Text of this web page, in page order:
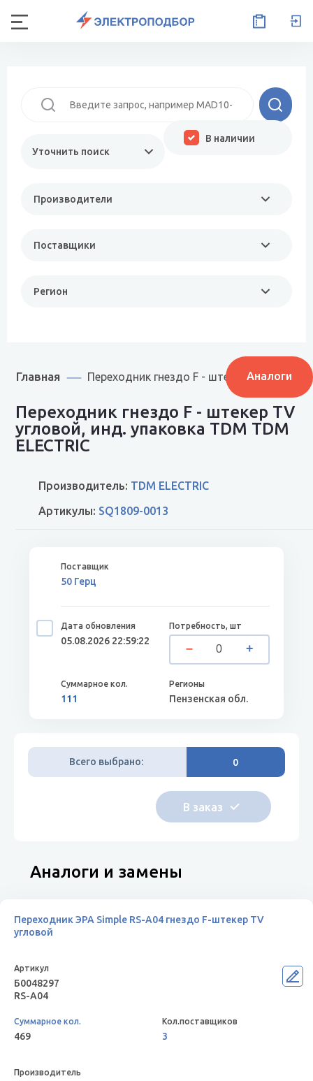
Уточнить поиск
Производители
Поставщики
Регион
В наличии
Главная Переходник гнездо F - штекер TVАналоги
Переходник гнездо F - штекер TV
угловой, инд. упаковка TDM TDM
ELECTRIC
Производитель: TDM ELECTRIC
Артикулы: SQ1809-0013
50 Герц
05.08.2026 22:59:22
111 Пензенская обл.
Всего выбрано: 0
Аналоги и замены
Переходник ЭРА Simple RS-A04 гнездо F-штекер TV
угловой
Б0048297
RS-A04
469 3